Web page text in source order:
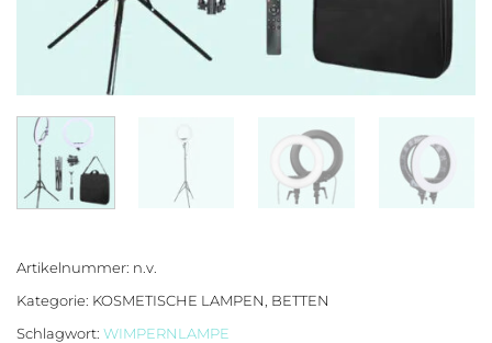
Artikelnummer: n.v.
Kategorie: KOSMETISCHE LAMPEN, BETTEN
Schlagwort: WIMPERNLAMPE